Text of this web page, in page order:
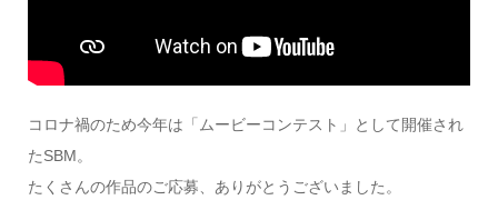
コロナ禍のため今年は「ムービーコンテスト」として開催され
たSBM。
たくさんの作品のご応募、ありがとうございました。